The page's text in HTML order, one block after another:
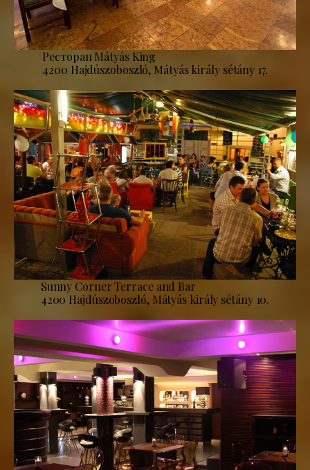
Ресторан Mátyás King
4200 Hajdúszoboszló, Mátyás király sétány 17.
Sunny Corner Terrace and Bar
4200 Hajdúszoboszló, Mátyás király sétány 10.